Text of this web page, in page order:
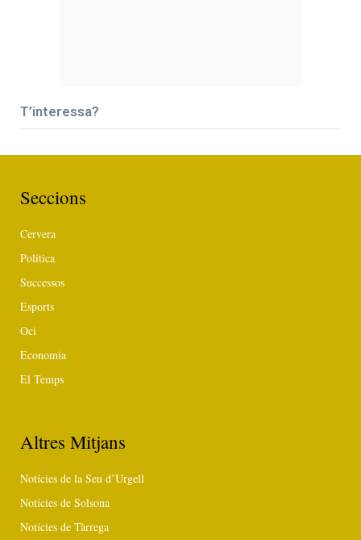
T’interessa?
Seccions
Cervera
Política
Successos
Esports
Oci
Economia
El Temps
Altres Mitjans
Notícies de la Seu d’Urgell
Notícies de Solsona
Notícies de Tàrrega